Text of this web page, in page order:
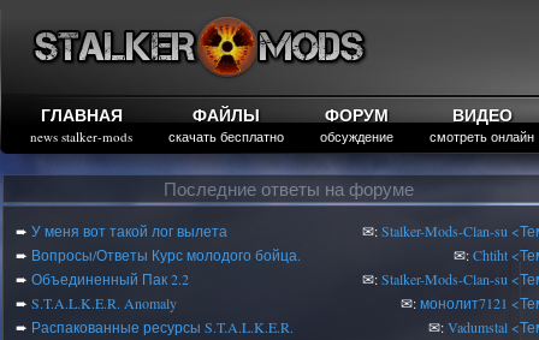
ГЛАВНАЯ
news stalker-mods
ФАЙЛЫ
скачать бесплатно
ФОРУМ
обсуждение
ВИДЕО
смотреть онлайн
Последние ответы на форуме
➨ У меня вот такой лог вылета ✉:Stalker-Mods-Clan-su
➨ Вопросы/Ответы Курс молодого бойца. ✉:Chtiht
➨ Объединенный Пак 2.2 ✉:Stalker-Mods-Clan-su
➨ S.T.A.L.K.E.R. Anomaly ✉:монолит7121
➨ Распакованные ресурсы S.T.A.L.K.E.R. ✉:Vadumstal